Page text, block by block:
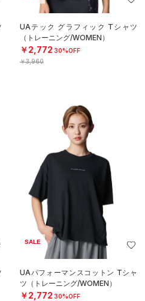
UAテック グラフィック Tシャツ
（トレーニング/WOMEN）
￥2,772 30%OFF
￥3,960
SALE
UAパフォーマンスコットン Tシャ
ツ（トレーニング/WOMEN）
￥2,772 30%OFF